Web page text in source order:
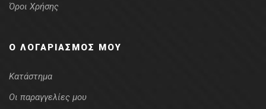
Όροι Χρήσης
Ο ΛΟΓΑΡΙΑΣΜΌΣ ΜΟΥ
Κατάστημα
Οι παραγγελίες μου